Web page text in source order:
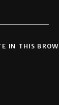
IN THIS